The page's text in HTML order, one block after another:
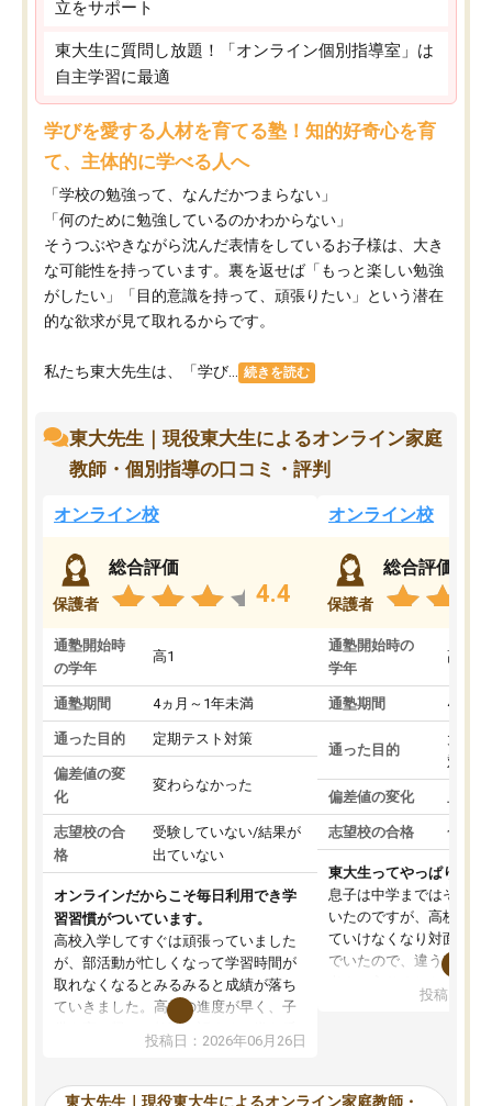
立をサポート
東大生に質問し放題！「オンライン個別指導室」は
自主学習に最適
学びを愛する人材を育てる塾！知的好奇心を育
て、主体的に学べる人へ
「学校の勉強って、なんだかつまらない」
「何のために勉強しているのかわからない」
そうつぶやきながら沈んだ表情をしているお子様は、大き
な可能性を持っています。裏を返せば「もっと楽しい勉強
がしたい」「目的意識を持って、頑張りたい」という潜在
的な欲求が見て取れるからです。
私たち東大先生は、「学び... 続きを読む
東大先生｜現役東大生によるオンライン家庭
教師・個別指導の口コミ・評判
オンライン校
保護者
総合評価
4.4
通塾開始時
の学年
高1
通塾期間 4ヵ月～1年未満
通った目的 定期テスト対策
偏差値の変
化
変わらなかった
志望校の合
格
受験していない/結果が
出ていない
オンラインだからこそ毎日利用でき学
習習慣がついています。
高校入学してすぐは頑張っていました
が、部活動が忙しくなって学習時間が
取れなくなるとみるみると成績が落ち
ていきました。高校の進度が早く、子
供も家に帰って勉強の話すると嫌な反
応を示します。東大先生にお願いして
れるので、親としても安心です。毎日
投稿日：2026年06月26日
オンライン校
保護者
総合評価
通塾開始時の
学年
高3
通塾期間 4ヵ月
通った目的
大学
対策
偏差値の変化 上が
志望校の合格 合格
東大生ってやっぱりすご
息子は中学まではそこそ
いたのですが、高校に入
ていけなくなり対面の塾
でいたので、違うアプロ
で、当初は模試でD判定
自習室が毎日使えていつ
投稿日：
東大先生｜現役東大生によるオンライン家庭教師・